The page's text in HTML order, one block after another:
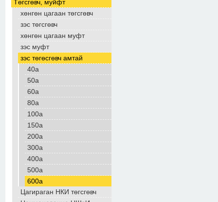
Төгсгөвч, муйфт
хөнгөн цагаан төгсгөвч
зэс төгсгөвч
хөнгөн цагаан муфт
зэс муфт
зэс төгөсгөвч амтай
40а
50а
60а
80а
100а
150а
200а
300а
400а
500а
600а
Цагираган НКИ төгсгөвч